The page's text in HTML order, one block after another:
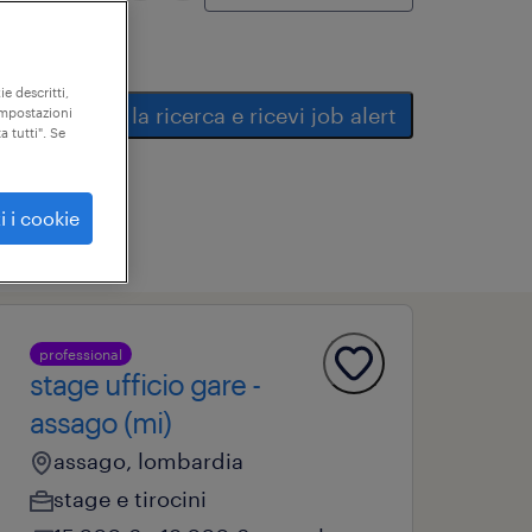
salva la ricerca e ricevi job alert
professional
stage ufficio gare -
assago (mi)
assago, lombardia
stage e tirocini
descritti,
tutti". Se
i cookie